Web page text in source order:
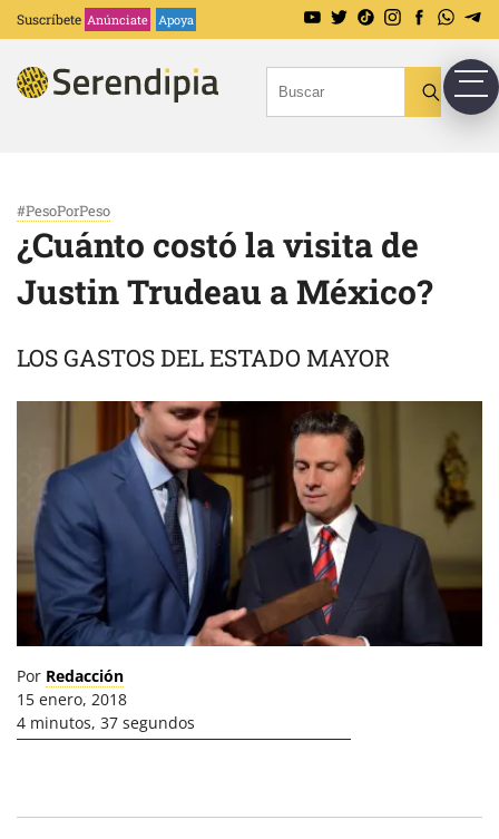
Suscríbete Anúnciate Apoya
#PesoPorPeso
¿Cuánto costó la visita de
Justin Trudeau a México?
LOS GASTOS DEL ESTADO MAYOR
Por Redacción
15 enero, 2018
4 minutos, 37 segundos